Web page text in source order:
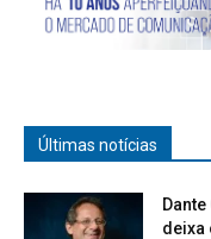
Últimas notícias
deixa